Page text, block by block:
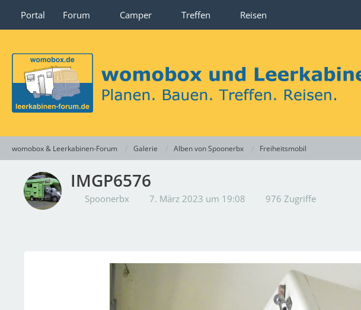
Portal Forum Camper Treffen Reisen
womobox & Leerkabinen-Forum Galerie Alben von Spoonerbx Freiheitsmobil
IMGP6576
Spoonerbx 7. März 2023 um 19:08 976 Zugriffe